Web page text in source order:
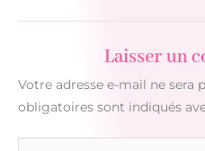
Laisser un
Votre adresse e-mail ne sera
obligatoires sont indiqués